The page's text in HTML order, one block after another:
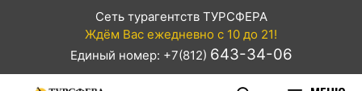
Сеть турагентств ТУРСФЕРА
Ждём Вас ежедневно с 10 до 21!
Единый номер: +7(812) 643-34-06